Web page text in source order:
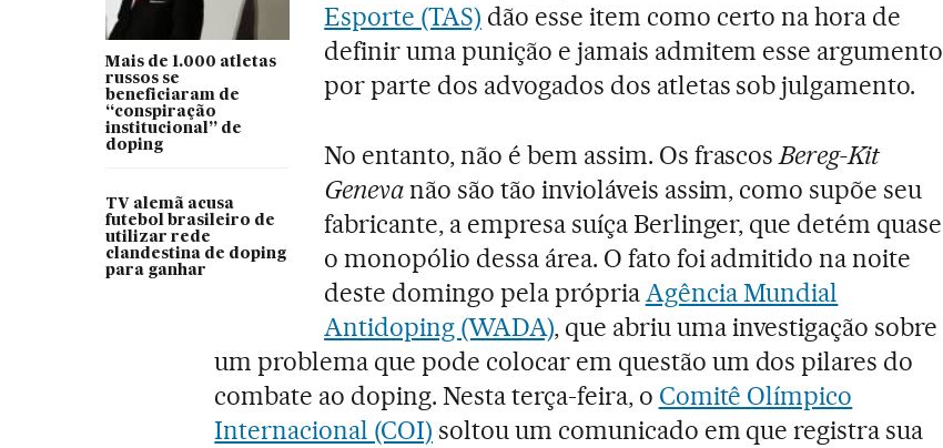
Mais de 1.000 atletas
russos se
beneficiaram de
“conspiração
institucional” de
doping
TV alemã acusa
futebol brasileiro de
utilizar rede
clandestina de doping
para ganhar
Esporte (TAS) dão esse item como certo na hora de
definir uma punição e jamais admitem esse argumento
por parte dos advogados dos atletas sob julgamento.
No entanto, não é bem assim. Os frascosBereg-Kit
Genevanão são tão invioláveis assim, como supõe seu
fabricante, a empresa suíça Berlinger, que detém quase
o monopólio dessa área. O fato foi admitido na noite
deste domingo pela própriaAgência Mundial
Antidoping (WADA), que abriu uma investigação sobre
um problema que pode colocar em questão um dos pilares do
combate ao doping. Nesta terça-feira, o Comitê Olímpico
Internacional (COI) soltou um comunicado em que registra sua